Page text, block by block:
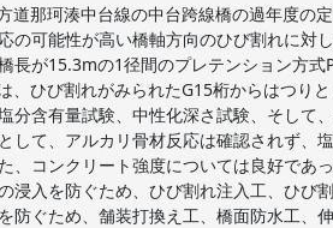
道那珂湊中台線の中台跨線橋の過年度の
の可能性が高い橋軸方向のひび割れに対
長が15.3mの1径間のプレテンション方式
、ひび割れがみられたG15桁からはつり
分含有量試験、中性化深さ試験、そして
して、アルカリ骨材反応は確認されず、
、コンクリート強度については良好であ
浸入を防ぐため、ひび割れ注入工、ひび
防ぐため、舗装打換え工、橋面防水工、